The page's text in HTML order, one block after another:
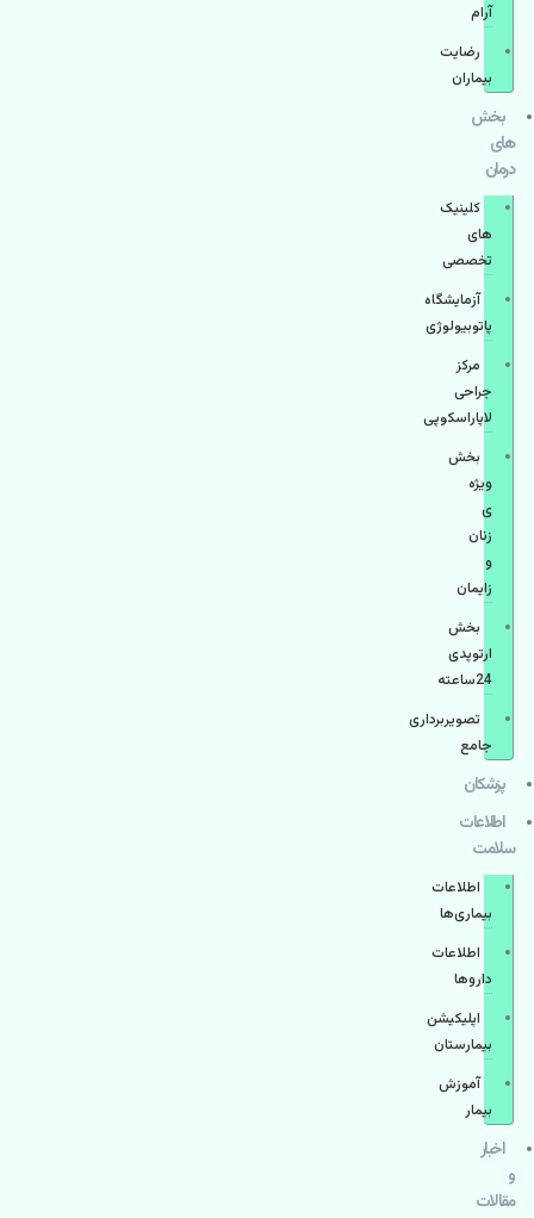
آرام
رضایت
بیماران
بخش
های
درمان
کلینیک
های
تخصصی
آزمایشگاه
پاتوبیولوژی
مرکز
جراحی
لاپاراسکوپی
بخش
ویژه
ی
زنان
و
زایمان
بخش
ارتوپدی
24ساعته
تصویربرداری
جامع
پزشكان
اطلاعات
سلامت
اطلاعات
بیماری‌ها
اطلاعات
دارو‌ها
اپليكيشن
بيمارستان
آموزش
بیمار
اخبار
و
مقالات